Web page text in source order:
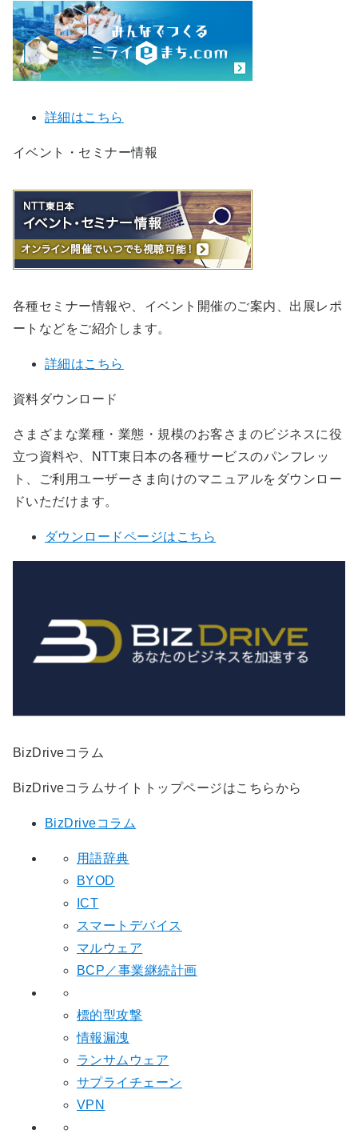
詳細はこちら
イベント・セミナー情報
各種セミナー情報や、イベント開催のご案内、出展レポ
ートなどをご紹介します。
詳細はこちら
資料ダウンロード
さまざまな業種・業態・規模のお客さまのビジネスに役
立つ資料や、NTT東日本の各種サービスのパンフレッ
ト、ご利用ユーザーさま向けのマニュアルをダウンロー
ドいただけます。
ダウンロードページはこちら
BizDriveコラム
BizDriveコラムサイトトップページはこちらから
BizDriveコラム
用語辞典
BYOD
ICT
スマートデバイス
マルウェア
BCP／事業継続計画
標的型攻撃
情報漏洩
ランサムウェア
サプライチェーン
VPN